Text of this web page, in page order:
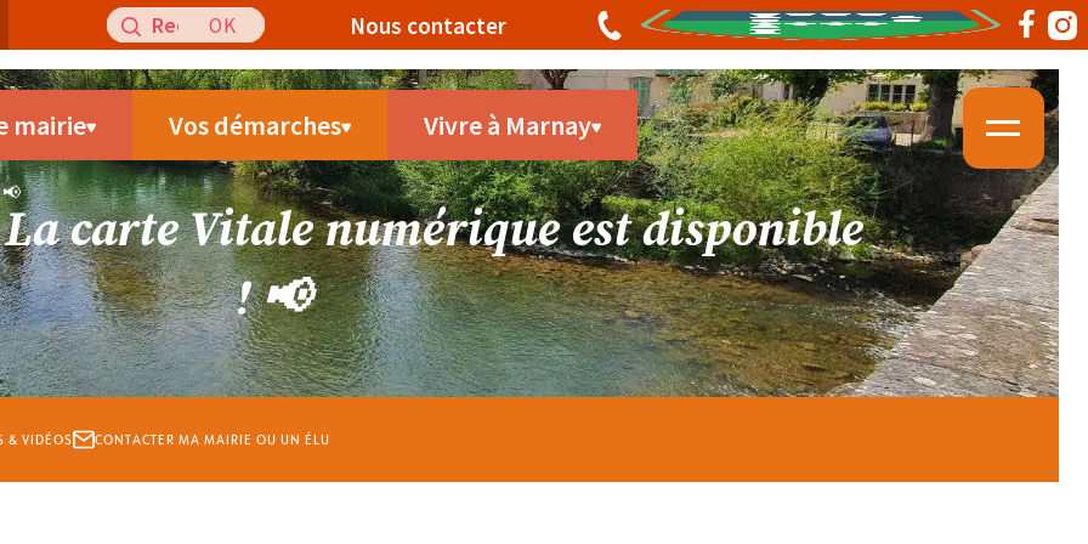
Recherche
pour
:
Nous contacter
mairie Vos démarches Vivre à Marnay
carte Vitale numérique est disponible
! 📢
& VIDÉOS CONTACTER MA MAIRIE OU UN ÉLU